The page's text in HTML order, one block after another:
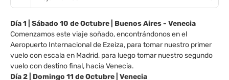
Día 1 | Sábado 10 de Octubre | Buenos Aires - Venecia
Comenzamos este viaje soñado, encontrándonos en el
Aeropuerto Internacional de Ezeiza, para tomar nuestro primer
vuelo con escala en Madrid, para luego tomar nuestro segundo
vuelo con destino final, hacia Venecia.
Día 2 | Domingo 11 de Octubre | Venecia